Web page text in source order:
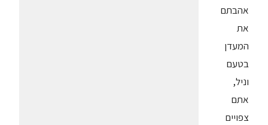
אהבתם
את
המעדן
בטעם
וניל,
אתם
צפויים